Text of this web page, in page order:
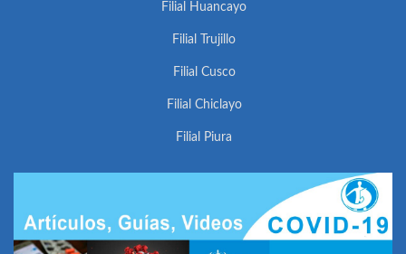
Filial Huancayo
Filial Trujillo
Filial Cusco
Filial Chiclayo
Filial Piura